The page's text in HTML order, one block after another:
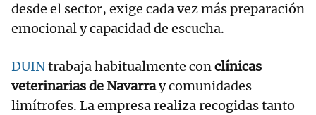
desde el sector, exige cada vez más preparación
emocional y capacidad de escucha.
DUINtrabaja habitualmente conclínicas
veterinarias de Navarray comunidades
limítrofes. La empresa realiza recogidas tanto